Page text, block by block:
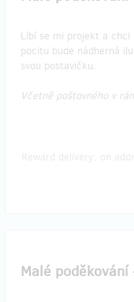
Líbí se mi projekt a chci
pocitu bude nádherná
svou postavičku.
Včetně poštovného v
Malé